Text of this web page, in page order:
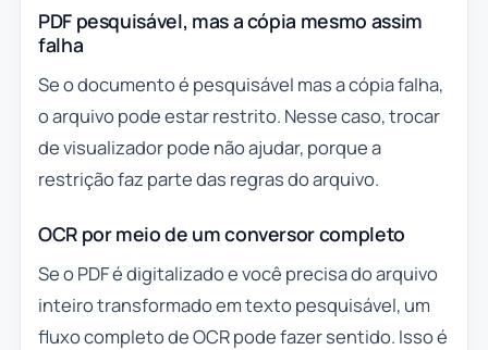
PDF pesquisável, mas a cópia mesmo assim
falha
Se o documento é pesquisável mas a cópia falha,
o arquivo pode estar restrito. Nesse caso, trocar
de visualizador pode não ajudar, porque a
restrição faz parte das regras do arquivo.
OCR por meio de um conversor completo
Se o PDF é digitalizado e você precisa do arquivo
inteiro transformado em texto pesquisável, um
fluxo completo de OCR pode fazer sentido. Isso é